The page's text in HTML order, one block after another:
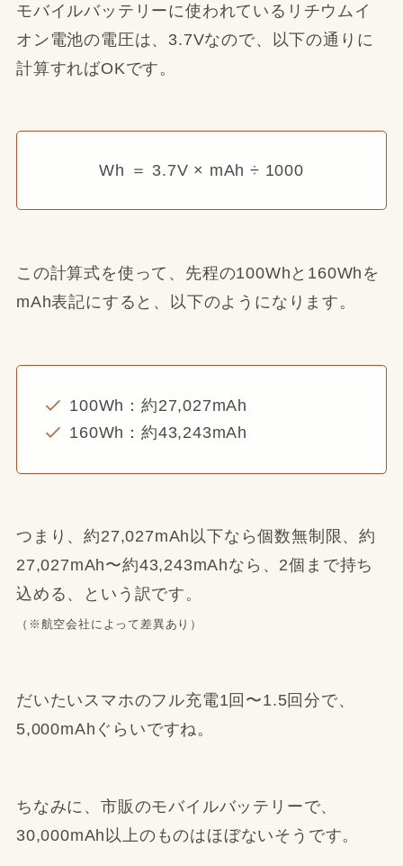
モバイルバッテリーに使われているリチウムイ
オン電池の電圧は、3.7Vなので、以下の通りに
計算すればOKです。
Wh ＝ 3.7V × mAh ÷ 1000
この計算式を使って、先程の100Whと160Whを
mAh表記にすると、以下のようになります。
100Wh：約27,027mAh
160Wh：約43,243mAh
つまり、約27,027mAh以下なら個数無制限、約
27,027mAh〜約43,243mAhなら、2個まで持ち
込める、という訳です。
（※航空会社によって差異あり）
だいたいスマホのフル充電1回〜1.5回分で、
5,000mAhぐらいですね。
ちなみに、市販のモバイルバッテリーで、
30,000mAh以上のものはほぼないそうです。